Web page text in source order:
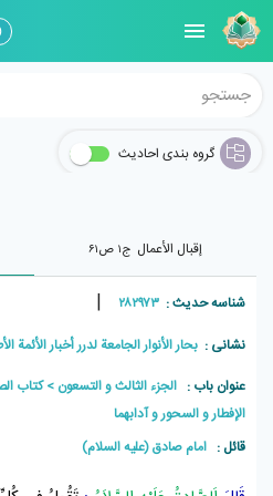
گروه بندی احادیث
إقبال الأعمال ج۱ ص۶۱
شناسه حدیث : ۲۸۲۹۷۳ |
نشانی : بحار الأنوار الجامعة لدرر أخبار الأئمة
عنوان باب : الجزء الثالث و التسعون كتاب
الإفطار و السحور و آدابهما
قائل : امام صادق (علیه السلام)